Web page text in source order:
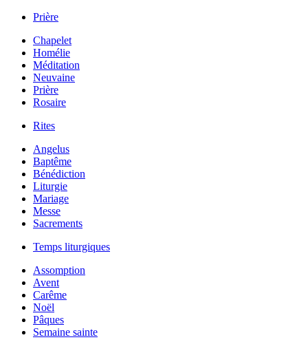
Prière
Chapelet
Homélie
Méditation
Neuvaine
Prière
Rosaire
Rites
Angelus
Baptême
Bénédiction
Liturgie
Mariage
Messe
Sacrements
Temps liturgiques
Assomption
Avent
Carême
Noël
Pâques
Semaine sainte